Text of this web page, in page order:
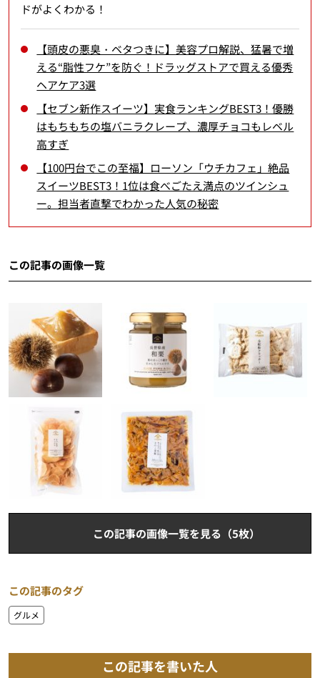
ドがよくわかる！
【頭皮の悪臭・ベタつきに】美容プロ解説、猛暑で増
える“脂性フケ”を防ぐ！ドラッグストアで買える優秀
ヘアケア3選
【セブン新作スイーツ】実食ランキングBEST3！優勝
はもちもちの塩バニラクレープ、濃厚チョコもレベル
高すぎ
【100円台でこの至福】ローソン「ウチカフェ」絶品
スイーツBEST3！1位は食べごたえ満点のツインシュ
ー。担当者直撃でわかった人気の秘密
この記事の画像一覧
この記事の画像一覧を見る（5枚）
この記事のタグ
グルメ
この記事を書いた人